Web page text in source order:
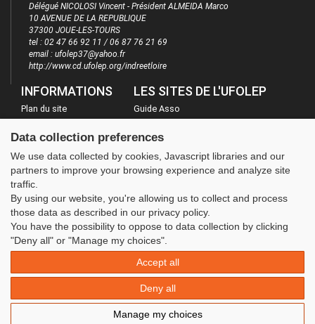
Délégué NICOLOSI Vincent - Président ALMEIDA Marco
10 AVENUE DE LA REPUBLIQUE
37300 JOUE-LES-TOURS
tel : 02 47 66 92 11 / 06 87 76 21 69
email : ufolep37@yahoo.fr
http://www.cd.ufolep.org/indreetloire
INFORMATIONS
Plan du site
Mentions légales
Administration
LES SITES DE L'UFOLEP
Guide Asso
Inscriptions évènements
© 2020 UFOLEP . All rights reserved | Design by
Data collection preferences
We use data collected by cookies, Javascript libraries and our
partners to improve your browsing experience and analyze site
traffic.
By using our website, you're allowing us to collect and process
those data as described in our privacy policy.
You have the possibility to oppose to data collection by clicking
"Deny all" or "Manage my choices".
Accept all
Deny all
Manage my choices